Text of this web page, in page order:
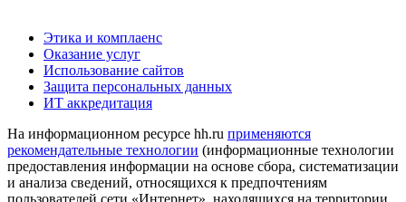
Этика и комплаенс
Оказание услуг
Использование сайтов
Защита персональных данных
ИТ аккредитация
На информационном ресурсе hh.ru применяются
рекомендательные технологии (информационные технологии
предоставления информации на основе сбора, систематизации
и анализа сведений, относящихся к предпочтениям
пользователей сети «Интернет», находящихся на территории